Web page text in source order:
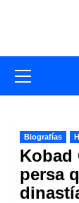
primario
Biografías
Kobad
persa